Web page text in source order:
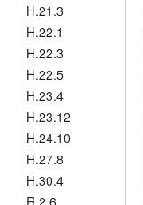
H.21.3
H.22.1
H.22.3
H.22.5
H.23.4
H.23.12
H.24.10
H.27.8
H.30.4